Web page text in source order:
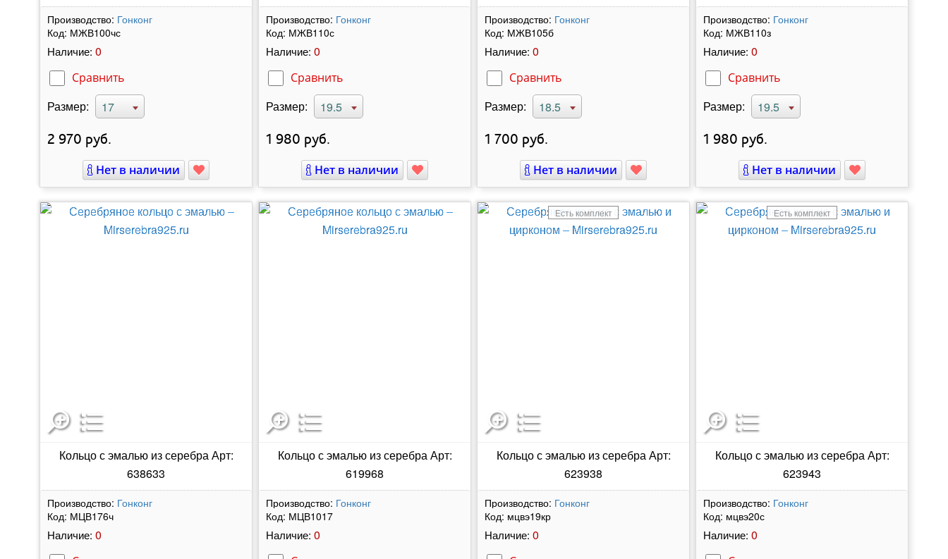
Производство: Гонконг
Код: МЖВ100чс
Наличие: 0
Сравнить
Размер: 17
2 970 руб.
Нет в наличии
Производство: Гонконг
Код: МЖВ110с
Наличие: 0
Сравнить
Размер: 19.5
1 980 руб.
Нет в наличии
Производство: Гонконг
Код: МЖВ105б
Наличие: 0
Сравнить
Размер: 18.5
1 700 руб.
Нет в наличии
Производство: Гонконг
Код: МЖВ110з
Наличие: 0
Сравнить
Размер: 19.5
1 980 руб.
Нет в наличии
Кольцо с эмалью из серебра Арт:
638633
Производство: Гонконг
Код: МЦВ176ч
Наличие: 0
Кольцо с эмалью из серебра Арт:
619968
Производство: Гонконг
Код: МЦВ1017
Наличие: 0
Есть комплект
Кольцо с эмалью из серебра Арт:
623938
Производство: Гонконг
Код: мцвэ19кр
Наличие: 0
Есть комплект
Кольцо с эмалью из серебра Арт:
623943
Производство: Гонконг
Код: мцвэ20с
Наличие: 0